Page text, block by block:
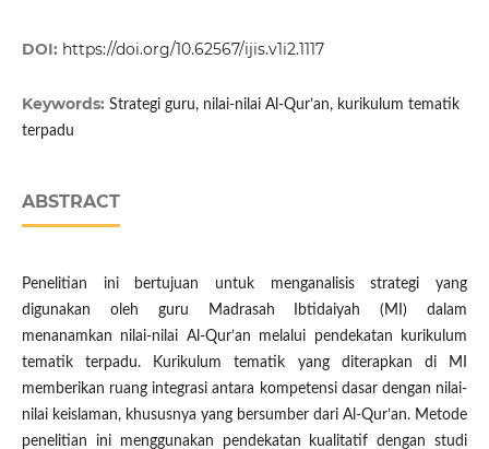
DOI: https://doi.org/10.62567/ijis.v1i2.1117
Keywords: Strategi guru, nilai-nilai Al-Qur’an, kurikulum tematik
terpadu
ABSTRACT
Penelitian ini bertujuan untuk menganalisis strategi yang
digunakan oleh guru Madrasah Ibtidaiyah (MI) dalam
menanamkan nilai-nilai Al-Qur’an melalui pendekatan kurikulum
tematik terpadu. Kurikulum tematik yang diterapkan di MI
memberikan ruang integrasi antara kompetensi dasar dengan nilai-
nilai keislaman, khususnya yang bersumber dari Al-Qur’an. Metode
penelitian ini menggunakan pendekatan kualitatif dengan studi